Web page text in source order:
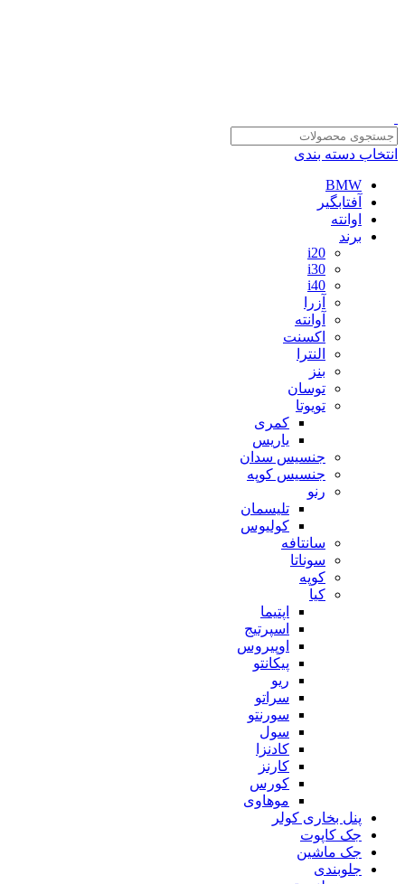
انتخاب دسته بندی
BMW
آفتابگیر
اوانته
برند
i20
i30
i40
آزرا
آوانته
اکسنت
النترا
بنز
توسان
تویوتا
کمری
یاریس
جنسیس سدان
جنسیس کوپه
رنو
تلیسمان
کولیوس
سانتافه
سوناتا
کوپه
کیا
اپتیما
اسپرتیج
اوپیروس
پیکانتو
ریو
سراتو
سورنتو
سول
کادنزا
کارنز
کورس
موهاوی
پنل بخاری کولر
جک کاپوت
جک ماشین
جلوبندی